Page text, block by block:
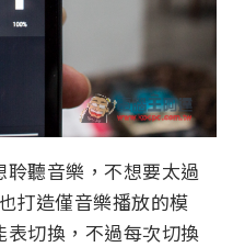
聽音樂，不想要太過
打造僅音樂播放的模
切換，不過每次切換